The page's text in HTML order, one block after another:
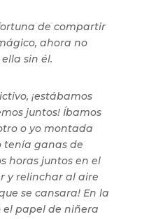
de compartir
ahora no
sin él.
¡estábamos
juntos! Íbamos
o yo montada
tenía ganas de
horas juntos en el
y relinchar al aire
se cansara! En la
papel de niñera